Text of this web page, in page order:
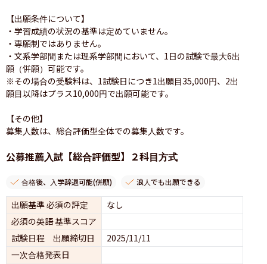
【出願条件について】
・学習成績の状況の基準は定めていません。
・専願制ではありません。
・文系学部間または理系学部間において、1日の試験で最大6出
願（併願）可能です。
※その場合の受験料は、1試験日につき1出願目35,000円、2出
願目以降はプラス10,000円で出願可能です。
【その他】
公募推薦入試【総合評価型】２科目方式
合格後、入学辞退可能(併願) 浪人でも出願できる
出願基準 必須の評定
なし
必須の英語 基準スコア
試験日程 出願締切日
2025/11/11
一次合格発表日